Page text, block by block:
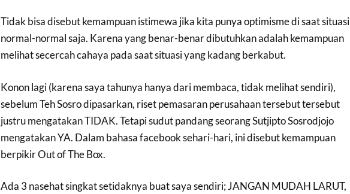
Tidak bisa disebut kemampuan istimewa jika kita punya optimisme di saat situasi
normal-normal saja. Karena yang benar-benar dibutuhkan adalah kemampuan
melihat secercah cahaya pada saat situasi yang kadang berkabut.
Konon lagi (karena saya tahunya hanya dari membaca, tidak melihat sendiri),
sebelum Teh Sosro dipasarkan, riset pemasaran perusahaan tersebut tersebut
justru mengatakan TIDAK. Tetapi sudut pandang seorang Sutjipto Sosrodjojo
mengatakan YA. Dalam bahasa facebook sehari-hari, ini disebut kemampuan
berpikir Out of The Box.
Ada 3 nasehat singkat setidaknya buat saya sendiri; JANGAN MUDAH LARUT,